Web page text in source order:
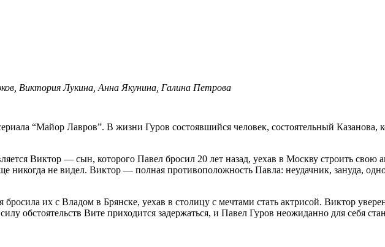
Виктория Лукина, Анна Якунина, Галина Петрова
Виктор — сын, которого Павел бросил 20 лет назад, уехав в Москву строить свою
никогда не видел. Виктор — полная противоположность Павла: неудачник, зануда,
их с Владом в Брянске, уехав в столицу с мечтами стать актрисой. Виктор
обстоятельств Вите приходится задержаться, и Павел Гуров неожиданно для себя